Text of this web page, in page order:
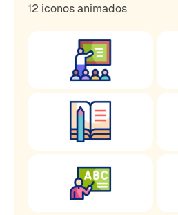
12 iconos animados